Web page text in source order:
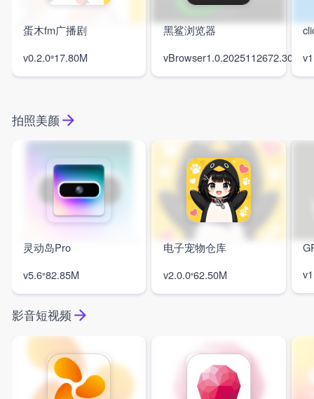
蛋木fm广播剧
v0.2.017.80M
黑鲨浏览器
vBrowser1.0.2025112672.30M
拍照美颜
灵动岛Pro
v5.682.85M
电子宠物仓库
v2.0.062.50M
影音短视频